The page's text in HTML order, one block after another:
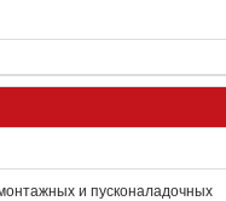
и пусконаладочных